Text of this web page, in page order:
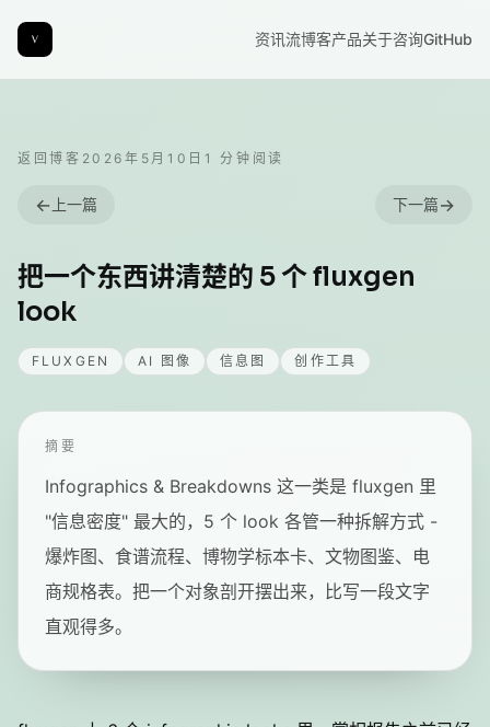
资讯流博客产品关于咨询GitHub
返回博客 2026年5月10日 1 分钟阅读
← 上一篇 下一篇→
把一个东西讲清楚的 5 个 fluxgen
look
FLUXGEN AI 图像 信息图 创作工具
摘要
Infographics & Breakdowns 这一类是 fluxgen 里
"信息密度" 最大的，5 个 look 各管一种拆解方式 -
爆炸图、食谱流程、博物学标本卡、文物图鉴、电
商规格表。把一个对象剖开摆出来，比写一段文字
直观得多。